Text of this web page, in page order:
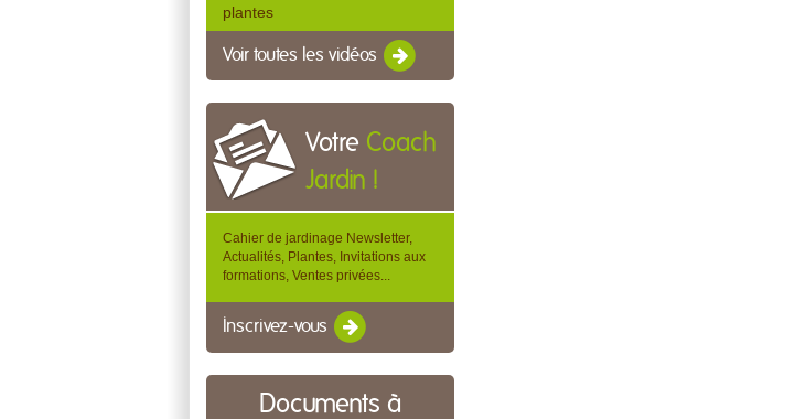
plantes
Voir toutes les vidéos
Votre Coach
Jardin !
Cahier de jardinage Newsletter,
Actualités, Plantes, Invitations aux
formations, Ventes privées...
Inscrivez-vous
Documents à